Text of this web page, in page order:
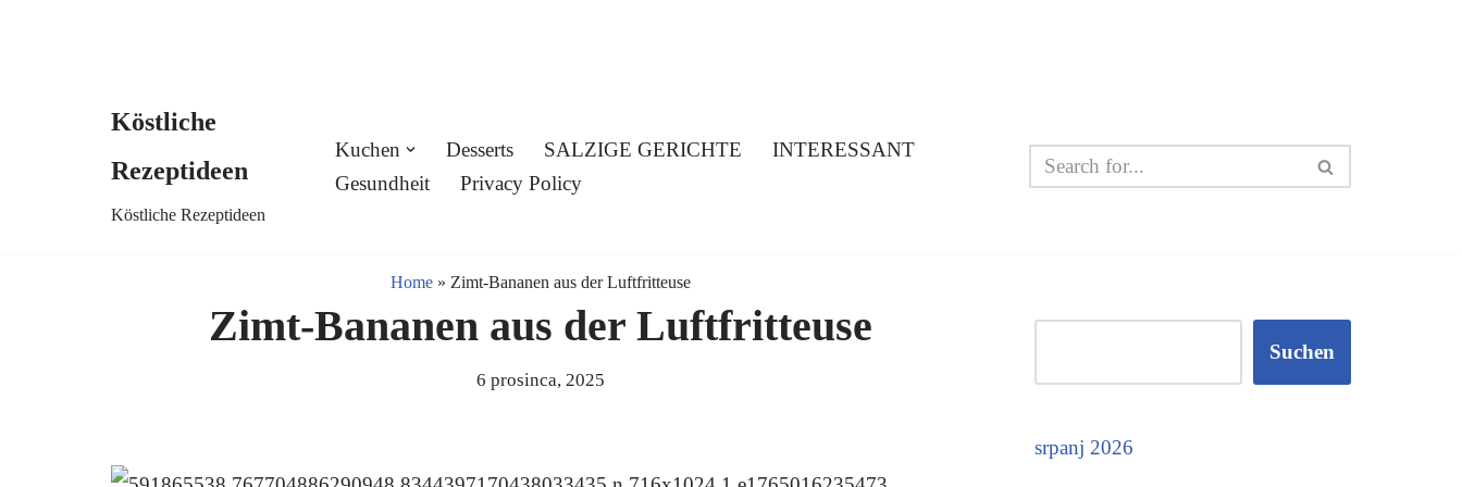
Köstliche
Rezeptideen
Köstliche Rezeptideen
Kuchen Desserts SALZIGE GERICHTE
INTERESSANT
Gesundheit
Privacy Policy
Home» Zimt-Bananen aus der Luftfritteuse
Zimt-Bananen aus der Luftfritteuse
6 prosinca, 2025
Suchen
srpanj 2026